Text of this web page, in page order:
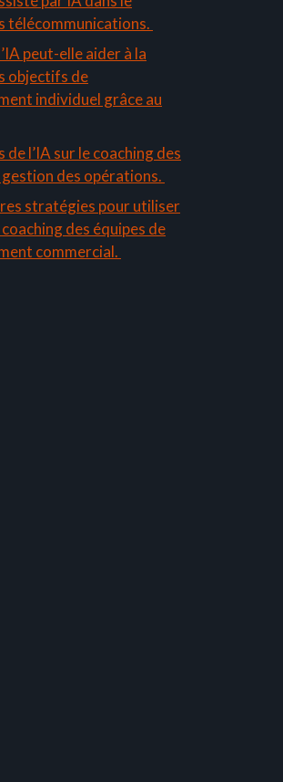
télécommunications.
peut-elle aider à la
objectifs de
individuel grâce au
de l’IA sur le coaching des
gestion des opérations.
stratégies pour utiliser
coaching des équipes de
commercial.